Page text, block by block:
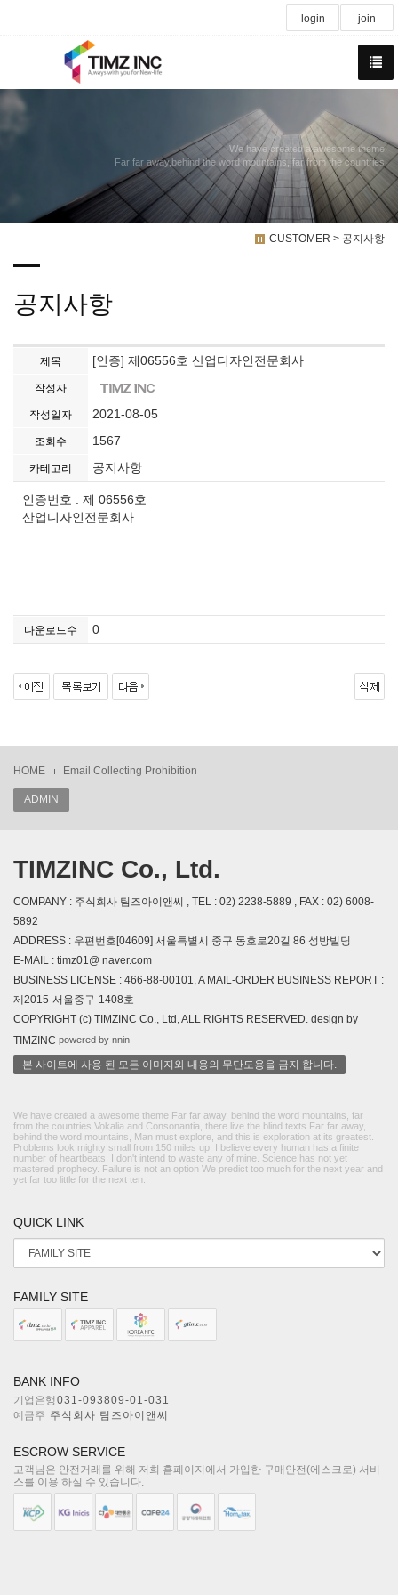
login join
We have created a awesome theme
Far far away,behind the word mountains, far from the countries
CUSTOMER > 공지사항
공지사항
제목 [인증] 제06556호 산업디자인전문회사
작성자
작성일자 2021-08-05
조회수 1567
카테고리 공지사항
인증번호 : 제 06556호
산업디자인전문회사
다운로드수 0
HOME Email Collecting Prohibition
ADMIN
TIMZINC Co., Ltd.
COMPANY : 주식회사 팀즈아이앤씨 , TEL : 02) 2238-5889 , FAX : 02) 6008-
5892
ADDRESS : 우편번호[04609] 서울특별시 중구 동호로20길 86 성방빌딩
E-MAIL : timz01@ naver.com
BUSINESS LICENSE : 466-88-00101, A MAIL-ORDER BUSINESS REPORT :
제2015-서울중구-1408호
COPYRIGHT (c) TIMZINC Co., Ltd, ALL RIGHTS RESERVED. design by
TIMZINC powered by nnin
본 사이트에 사용 된 모든 이미지와 내용의 무단도용을 금지 합니다.
We have created a awesome theme Far far away, behind the word mountains, far
from the countries Vokalia and Consonantia, there live the blind texts.Far far away,
behind the word mountains, Man must explore, and this is exploration at its greatest.
Problems look mighty small from 150 miles up. I believe every human has a finite
number of heartbeats. I don't intend to waste any of mine. Science has not yet
mastered prophecy. Failure is not an option We predict too much for the next year and
yet far too little for the next ten.
QUICK LINK
FAMILY SITE
BANK INFO
기업은행031-093809-01-031
예금주 주식회사 팀즈아이앤씨
ESCROW SERVICE
고객님은 안전거래를 위해 저희 홈페이지에서 가입한 구매안전(에스크로) 서비
스를 이용 하실 수 있습니다.